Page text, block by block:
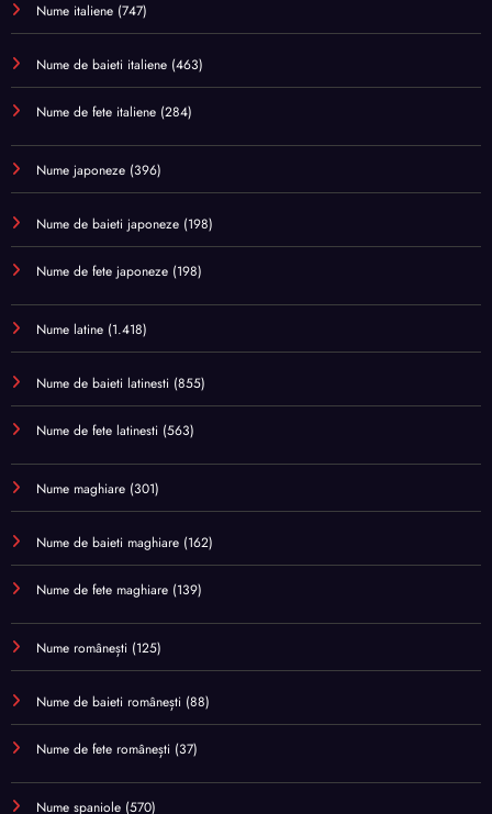
Nume italiene (747)
Nume de baieti italiene (463)
Nume de fete italiene (284)
Nume japoneze (396)
Nume de baieti japoneze (198)
Nume de fete japoneze (198)
Nume latine (1.418)
Nume de baieti latinesti (855)
Nume de fete latinesti (563)
Nume maghiare (301)
Nume de baieti maghiare (162)
Nume de fete maghiare (139)
Nume românești (125)
Nume de baieti românești (88)
Nume de fete românești (37)
Nume spaniole (570)